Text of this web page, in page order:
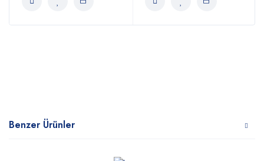
Benzer Ürünler